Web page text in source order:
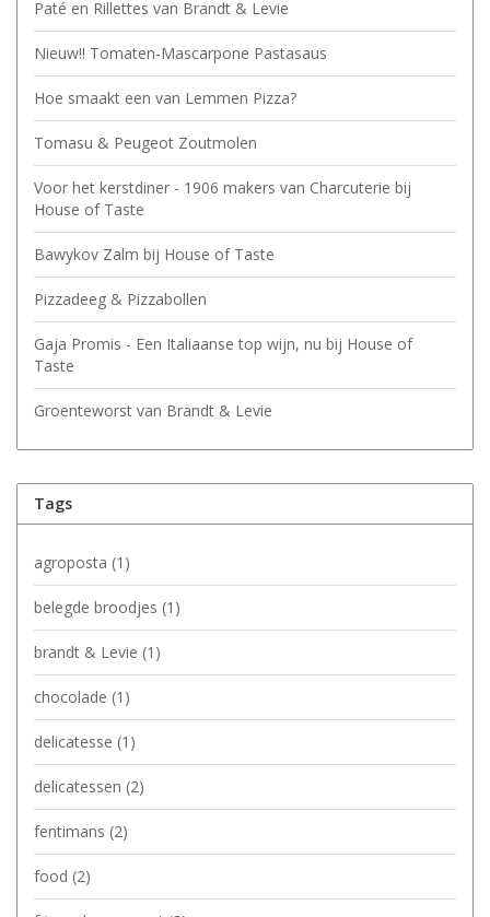
Paté en Rillettes van Brandt & Levie
Nieuw!! Tomaten-Mascarpone Pastasaus
Hoe smaakt een van Lemmen Pizza?
Tomasu & Peugeot Zoutmolen
Voor het kerstdiner - 1906 makers van Charcuterie bij
House of Taste
Bawykov Zalm bij House of Taste
Pizzadeeg & Pizzabollen
Gaja Promis - Een Italiaanse top wijn, nu bij House of
Taste
Groenteworst van Brandt & Levie
Tags
agroposta (1)
belegde broodjes (1)
brandt & Levie (1)
chocolade (1)
delicatesse (1)
delicatessen (2)
fentimans (2)
food (2)